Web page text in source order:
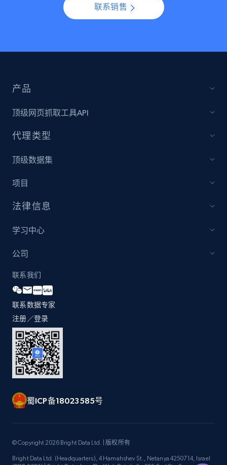
联系销售
产品
顶级网页抓取工具API
代理类型
顶级数据集
项目
法律信息
学习中心
公司
联系我们
联系数据专家
注册／登录
蜀ICP备18023585号
© Copyright 2026 Bright Data Ltd. | 版权所有
Bright Data Ltd. (Headquarters), 4 Hamahshev St., Netanya 4250714, Israel